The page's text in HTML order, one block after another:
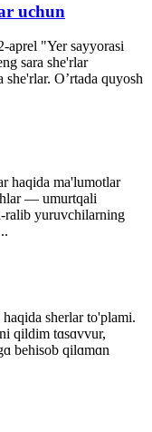
uchun
aprel "Yer sayyorasi
sara she'rlar
O’rtada quyosh
haqida ma'lumotlar
— umurtqali
ralib yuruvchilarning
sherlar to'plami.
qildim tɑsɑvvur,
behisob qilɑmɑn